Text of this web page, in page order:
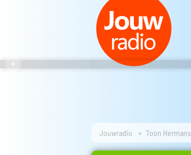
Jouwradio Toon Hermans